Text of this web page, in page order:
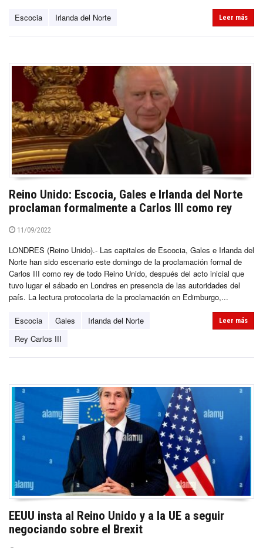
Escocia Irlanda del Norte Leer más
Reino Unido: Escocia, Gales e Irlanda del Norte
proclaman formalmente a Carlos III como rey
11/09/2022
LONDRES (Reino Unido).- Las capitales de Escocia, Gales e Irlanda del
Norte han sido escenario este domingo de la proclamación formal de
Carlos III como rey de todo Reino Unido, después del acto inicial que
tuvo lugar el sábado en Londres en presencia de las autoridades del
país. La lectura protocolaria de la proclamación en Edimburgo,...
Escocia Gales
Irlanda del Norte
Rey Carlos III
Leer más
EEUU insta al Reino Unido y a la UE a seguir
negociando sobre el Brexit